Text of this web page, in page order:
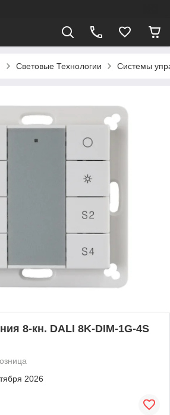
Световые Технологии Системы
8-кн. DALI 8K-DIM-1G-4S
2026